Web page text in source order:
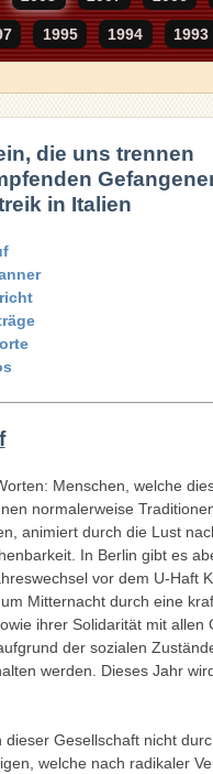
1995 1994 1993
die uns trennen
in Italien
Menschen, welche
normalerweise
animiert durch die Lust
In Berlin gibt es
vor dem U-Haft
Mitternacht durch eine
ihrer Solidarität mit allen
der sozialen
werden. Dieses Jahr
Gesellschaft nicht
welche nach radikaler